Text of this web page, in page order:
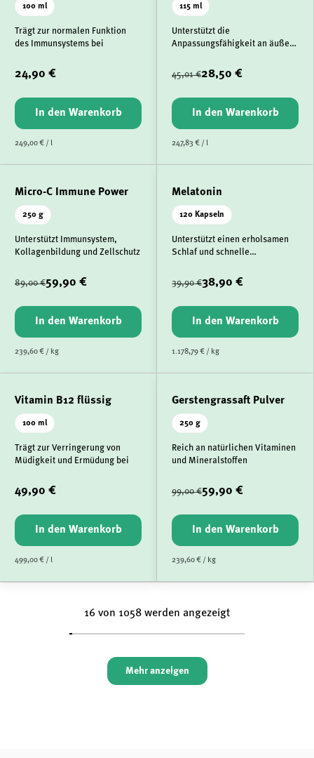
100 ml
Trägt zur normalen Funktion
des Immunsystems bei
24,90 €
In den Warenkorb
249,00 € / l
115 ml
Unterstützt die
Anpassungsfähigkeit an äußere
45,01 €28,50 €
In den Warenkorb
247,83 € / l
Micro-C Immune Power
250 g
Unterstützt Immunsystem,
Kollagenbildung und Zellschutz
89,00 €59,90 €
In den Warenkorb
239,60 € / kg
Melatonin
120 Kapseln
Unterstützt einen erholsamen
Schlaf und schnelle
39,90 €38,90 €
In den Warenkorb
1.178,79 € / kg
Vitamin B12 flüssig
100 ml
Trägt zur Verringerung von
Müdigkeit und Ermüdung bei
49,90 €
In den Warenkorb
499,00 € / l
Gerstengrassaft Pulver
250 g
Reich an natürlichen Vitaminen
und Mineralstoffen
99,00 €59,90 €
In den Warenkorb
239,60 € / kg
16 von 1058 werden angezeigt
Mehr anzeigen